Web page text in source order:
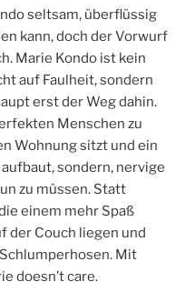
seltsam, überflüssig
kann, doch der Vorwurf
Marie Kondo ist kein
auf Faulheit, sondern
erst der Weg dahin.
Menschen zu
Wohnung sitzt und ein
sondern, nervige
zu müssen. Statt
einem mehr Spaß
der Couch liegen und
Mit
doesn’t care.